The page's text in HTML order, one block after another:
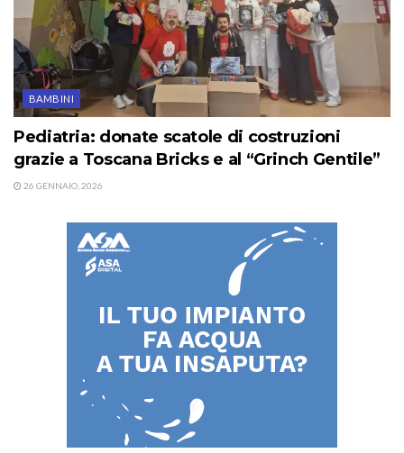
BAMBINI
Pediatria: donate scatole di costruzioni
grazie a Toscana Bricks e al “Grinch Gentile”
26 GENNAIO, 2026